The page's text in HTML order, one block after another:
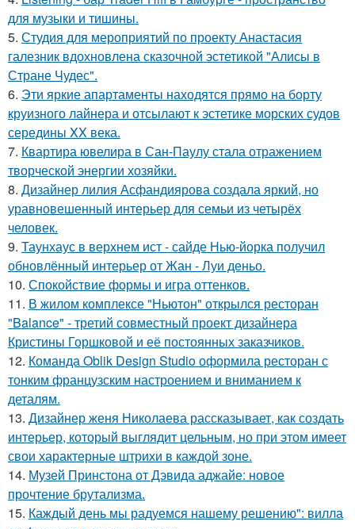
для музыки и тишины.
5. Студия для мероприятий по проекту Анастасия
галезник вдохновлена сказочной эстетикой "Алисы в
Стране Чудес".
6. Эти яркие апартаменты находятся прямо на борту
круизного лайнера и отсылают к эстетике морских судов
середины XX века.
7. Квартира ювелира в Сан-Паулу стала отражением
творческой энергии хозяйки.
8. Дизайнер лилия Асфандиярова создала яркий, но
уравновешенный интерьер для семьи из четырёх
человек.
9. Таунхаус в верхнем ист - сайде Нью-йорка получил
обновлённый интерьер от Жан - Луи деньо.
10. Спокойствие формы и игра оттенков.
11. В жилом комплексе "Ньютон" открылся ресторан
"Balance" - третий совместный проект дизайнера
Кристины Горшковой и её постоянных заказчиков.
12. Команда Oblik Design Studio оформила ресторан с
тонким французским настроением и вниманием к
деталям.
13. Дизайнер женя Николаева рассказывает, как создать
интерьер, который выглядит цельным, но при этом имеет
свои характерные штрихи в каждой зоне.
14. Музей Принстона от Дэвида аджайе: новое
прочтение брутализма.
15. Каждый день мы радуемся нашему решению": вилла